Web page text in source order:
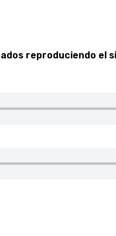
reproduciendo el